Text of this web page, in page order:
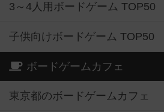
3～4人用ボードゲーム TOP50
子供向けボードゲーム TOP50
ボードゲームカフェ
東京都のボードゲームカフェ